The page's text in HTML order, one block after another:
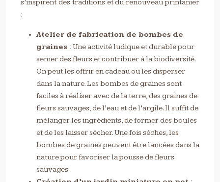
s’inspirent des traditions et du renouveau printanier
:
Atelier de fabrication de bombes de
graines :Une activité ludique et durable pour
semer des fleurs et contribuer à la biodiversité.
On peut les offrir en cadeau ou les disperser
dans la nature. Les bombes de graines sont
faciles à réaliser avec de la terre, des graines de
fleurs sauvages, de l’eau et de l’argile. Il suffit de
mélanger les ingrédients, de former des boules
et de les laisser sécher. Une fois sèches, les
bombes de graines peuvent être lancées dans la
nature pour favoriser la pousse de fleurs
sauvages.